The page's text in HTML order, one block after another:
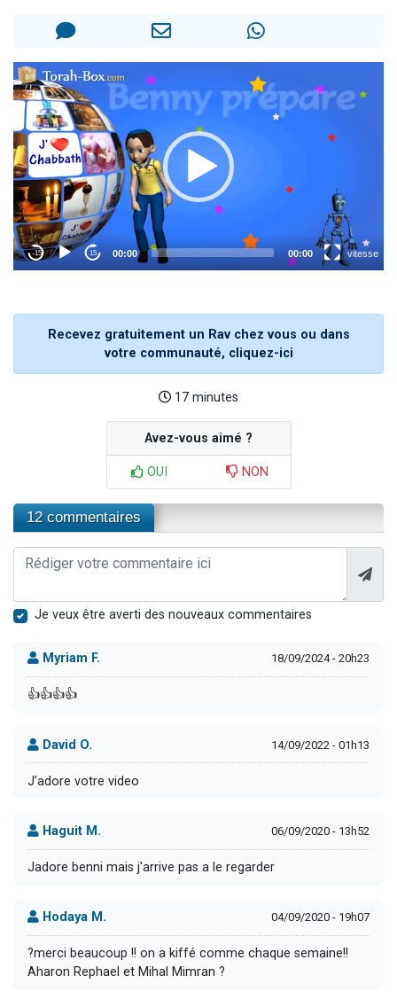
30 personnes viennent de faire un don pour Sauvez la jambe de Yohan
12 nouvelles musiques dans Torah-Box Music
Recevez gratuitement un Rav chez vous ou dans
votre communauté, cliquez-ici
17 minutes
Avez-vous aimé ?
OUI NON
12 commentaires
Je veux être averti des nouveaux commentaires
Myriam F. 18/09/2024 - 20h23
👍👍👍👍
David O. 14/09/2022 - 01h13
J’adore votre video
Haguit M. 06/09/2020 - 13h52
Jadore benni mais j'arrive pas a le regarder
Hodaya M. 04/09/2020 - 19h07
?merci beaucoup !! on a kiffé comme chaque semaine!!
Aharon Rephael et Mihal Mimran ?